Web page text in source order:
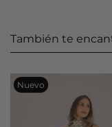
También te
Nuevo